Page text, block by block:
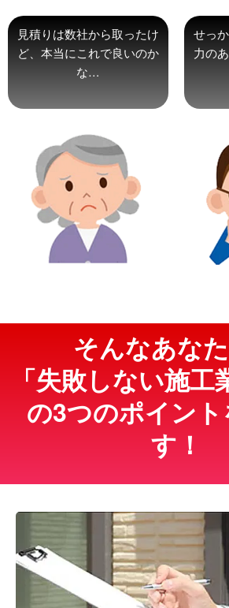
見積りは数社から取ったけ
ど、本当にこれで良いのか
な…
せっ
力の
そんなあなた
「失敗しない施工
の3つのポイント
す！